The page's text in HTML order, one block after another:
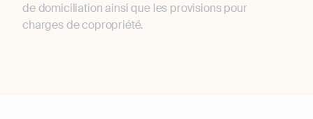
de domiciliation ainsi que les provisions pour
charges de copropriété.